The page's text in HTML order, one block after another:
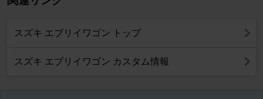
スズキ エブリイワゴン トップ
スズキ エブリイワゴン カスタム情報